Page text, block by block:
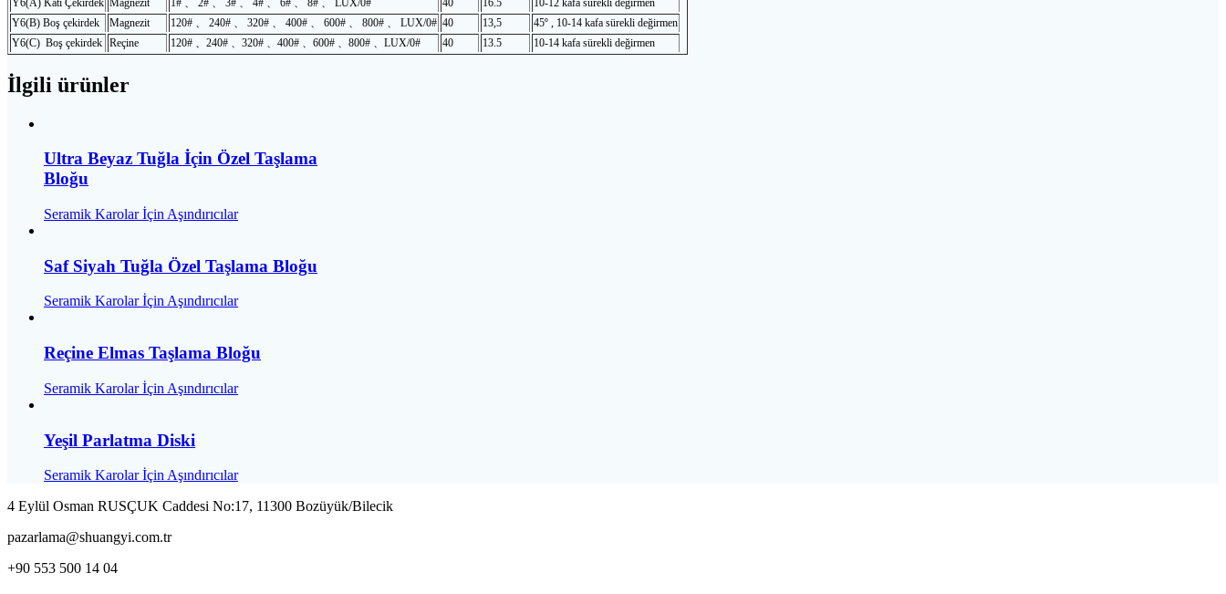
Y6(B) Boş çekirdek
Magnezit 120# 、 240# 、 320# 、 400# 、 600# 、 800# 、 LUX/0# 40 13,5
45º , 10-14 kafa sürekli değirmen
Y6(C) Boş çekirdek Reçine 120# 、240# 、320# 、400# 、600# 、800# 、LUX/0# 40 13.5 10-14 kafa sürekli değirmen
İlgili ürünler
Ultra Beyaz Tuğla İçin Özel Taşlama
Bloğu
Seramik Karolar İçin Aşındırıcılar
Saf Siyah Tuğla Özel Taşlama Bloğu
Seramik Karolar İçin Aşındırıcılar
Reçine Elmas Taşlama Bloğu
Seramik Karolar İçin Aşındırıcılar
Yeşil Parlatma Diski
Seramik Karolar İçin Aşındırıcılar
4 Eylül Osman RUSÇUK Caddesi No:17, 11300 Bozüyük/Bilecik
pazarlama@shuangyi.com.tr
+90 553 500 14 04